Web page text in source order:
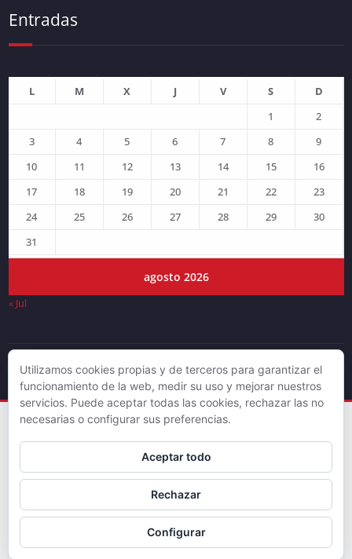
Entradas
agosto 2026
L M X J V S
D
1
2
3
4 5 6 7 8
9
10
11 12 13 14 15
16
17
18 19 20 21 22
23
24
25 26 27 28 29
30
31
« Jul
© DJLV 2019
Utilizamos cookies propias y de terceros para garantizar el
funcionamiento de la web, medir su uso y mejorar nuestros
servicios. Puede aceptar todas las cookies, rechazar las no
necesarias o configurar sus preferencias.
Aceptar todo
Rechazar
Configurar